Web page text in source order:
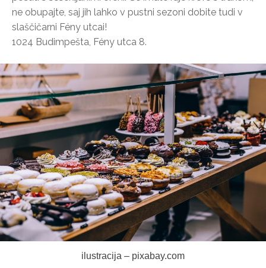
ne obupajte, saj jih lahko v pustni sezoni dobite tudi v
slaščičarni Fény utcai!
1024 Budimpešta, Fény utca 8.
ilustracija – pixabay.com